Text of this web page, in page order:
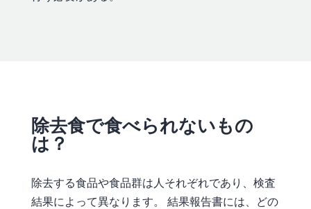
除去食で食べられないもの
は？
除去する食品や食品群は人それぞれであり、検査
結果によって異なります。 結果報告書には、どの